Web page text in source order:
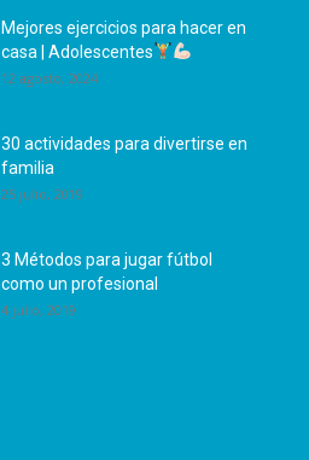
Mejores ejercicios para hacer en
casa | Adolescentes
12 agosto, 2024
30 actividades para divertirse en
familia
25 julio, 2019
3 Métodos para jugar fútbol
como un profesional
4 julio, 2019